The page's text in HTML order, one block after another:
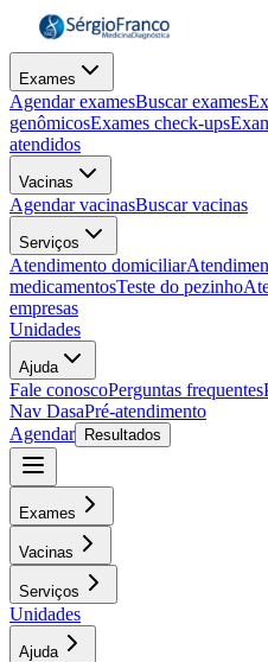
Exames
Agendar examesBuscar exames
genômicosExames check-ups
atendidos
Vacinas
Agendar vacinasBuscar vacinas
Serviços
Atendimento domiciliar
medicamentosTeste do pezinho
empresas
Unidades
Ajuda
Fale conoscoPerguntas frequentes
Nav DasaPré-atendimento
Agendar
Resultados
Exames
Vacinas
Serviços
Unidades
Ajuda